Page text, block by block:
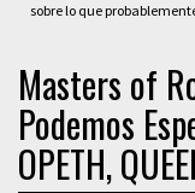
sobre lo que
Masters of
Podemos
OPETH,